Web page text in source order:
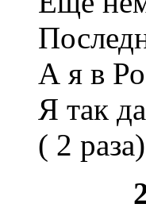
А я в
Я так
( 2 раза)
22